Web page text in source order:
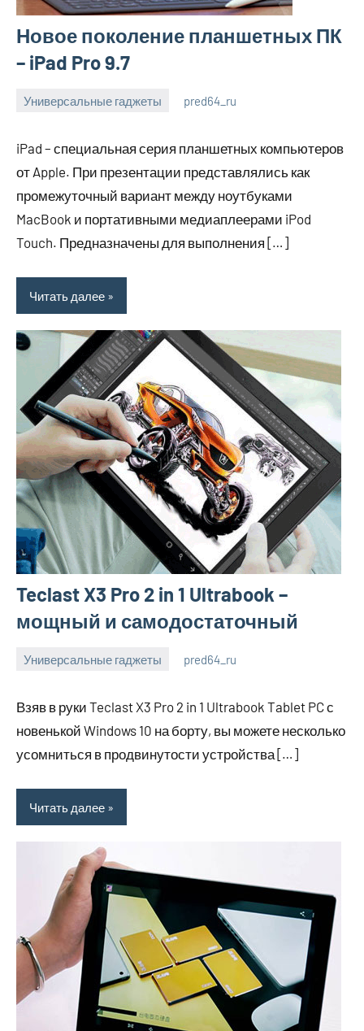
Новое поколение планшетных ПК
– iPad Pro 9.7
Универсальные гаджеты
2023
pred64_ru
iPad – специальная серия планшетных компьютеров
от Apple. При презентации представлялись как
промежуточный вариант между ноутбуками
MacBook и портативными медиаплеерами iPod
Touch. Предназначены для выполнения […]
Читать далее
Teclast X3 Pro 2 in 1 Ultrabook –
мощный и самодостаточный
Универсальные гаджеты
2023
pred64_ru
Взяв в руки Teclast X3 Pro 2 in 1 Ultrabook Tablet PC с
новенькой Windows 10 на борту, вы можете несколько
усомниться в продвинутости устройства […]
Читать далее